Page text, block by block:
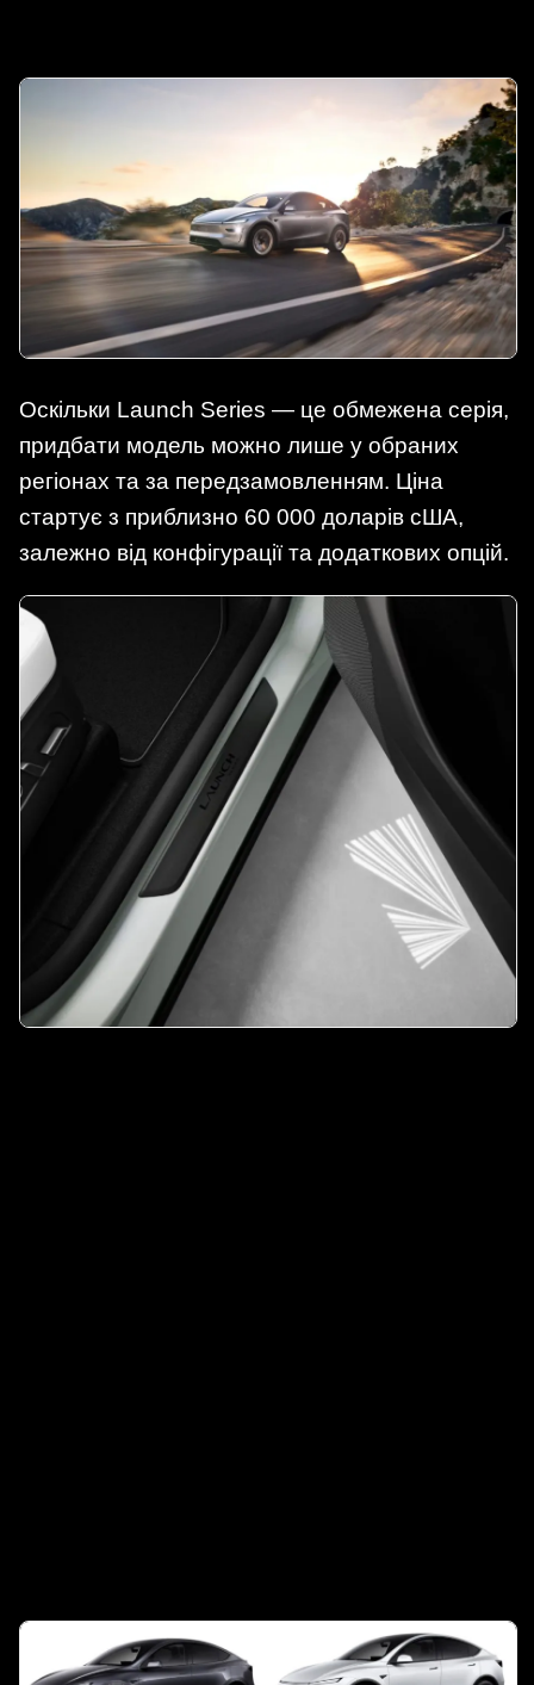
Оскільки Launch Series — це обмежена серія,
придбати модель можно лише у обраних
регіонах та за передзамовленням. Ціна
стартує з приблизно 60 000 доларів сША,
залежно від конфігурації та додаткових опцій.